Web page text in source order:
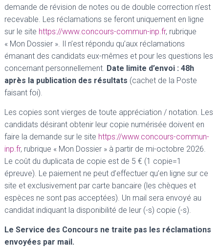
demande de révision de notes ou de double correction n’est
recevable. Les réclamations se feront uniquement en ligne
sur le site https://www.concours-commun-inp.fr, rubrique
« Mon Dossier ». Il n’est répondu qu’aux réclamations
émanant des candidats eux-mêmes et pour les questions les
concernant personnellement. Date limite d’envoi : 48h
après la publication des résultats (cachet de la Poste
faisant foi).
Les copies sont vierges de toute appréciation / notation. Les
candidats désirant obtenir leur copie numérisée doivent en
faire la demande sur le site https://www.concours-commun-
inp.fr, rubrique « Mon Dossier » à partir de mi-octobre 2026.
Le coût du duplicata de copie est de 5 € (1 copie=1
épreuve). Le paiement ne peut d’effectuer qu’en ligne sur ce
site et exclusivement par carte bancaire (les chèques et
espèces ne sont pas acceptées). Un mail sera envoyé au
candidat indiquant la disponibilité de leur (-s) copie (-s).
Le Service des Concours ne traite pas les réclamations
envoyées par mail.